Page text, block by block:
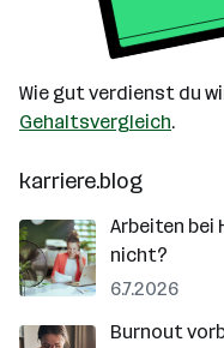
Wie gut verdienst du
Gehaltsvergleich.
karriere.blog
Arbeiten bei
nicht?
6.7.2026
Burnout